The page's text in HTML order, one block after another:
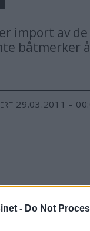
- Do Not
import av
båtmerker
29.03.2011 -
Bella,
Glastron og